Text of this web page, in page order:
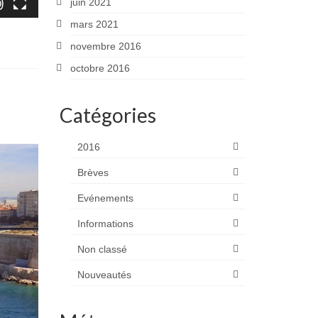
mars 2021
novembre 2016
octobre 2016
Catégories
2016
Brèves
Evénements
Informations
Non classé
Nouveautés